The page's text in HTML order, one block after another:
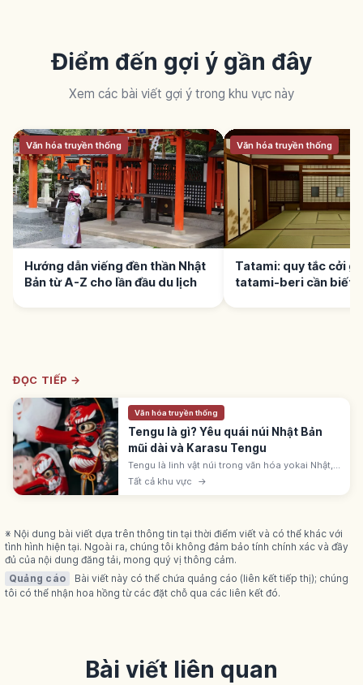
Điểm đến gợi ý gần đây
Xem các bài viết gợi ý trong khu vực này
Văn hóa truyền thống
Hướng dẫn viếng đền thần Nhật
Bản từ A-Z cho lần đầu du lịch
Văn hóa truyền thống
Tatami: quy tắc cởi
tatami-beri cần biết
ĐỌC TIẾP →
Văn hóa truyền thống
Tengu là gì? Yêu quái núi Nhật Bản
mũi dài và Karasu Tengu
Tengu là linh vật núi trong văn hóa yokai Nhật,
có mũi dài hoặc mỏ chim, gắn với tu hành
Yamabushi. Thường gặp tại đền chùa miền núi
Tất cả khu vực →
※ Nội dung bài viết dựa trên thông tin tại thời điểm viết và có thể khác với
tình hình hiện tại. Ngoài ra, chúng tôi không đảm bảo tính chính xác và đầy
đủ của nội dung đăng tải, mong quý vị thông cảm.
Quảng cáo
Bài viết này có thể chứa quảng cáo (liên kết tiếp thị); chúng
tôi có thể nhận hoa hồng từ các đặt chỗ qua các liên kết đó.
Bài viết liên quan